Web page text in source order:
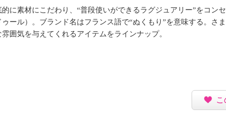
的に素材にこだわり、“普段使いができるラグジュアリー”をコン
ゥール）。ブランド名はフランス語で“ぬくもり”を意味する。さ
雰囲気を与えてくれるアイテムをラインナップ。